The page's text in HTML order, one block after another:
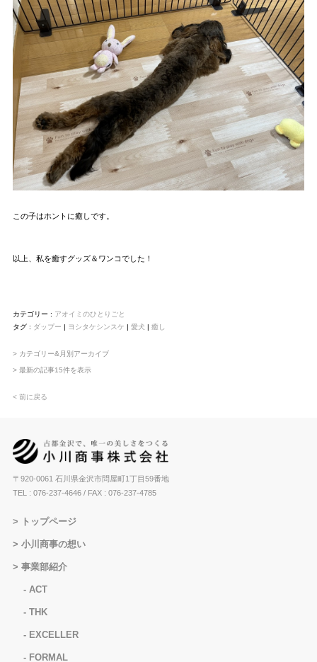
この子はホントに癒しです。
以上、私を癒すグッズ＆ワンコでした！
カテゴリー : アオイミのひとりごと
タグ : ダップー ヨシタケシンスケ 愛犬 癒し
> カテゴリー&月別アーカイブ
> 最新の記事15件を表示
< 前に戻る
〒920-0061 石川県金沢市問屋町1丁目59番地
TEL : 076-237-4646/ FAX : 076-237-4785
トップページ
小川商事の想い
事業部紹介
ACT
THK
EXCELLER
FORMAL